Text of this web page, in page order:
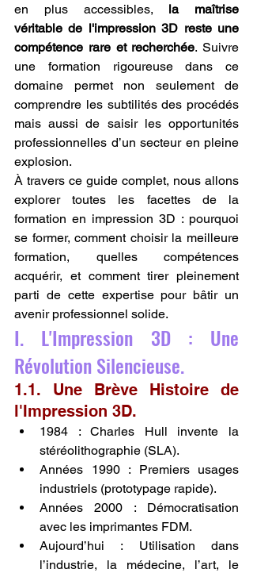
en plus accessibles, la maîtrise
véritable de l'impression 3D reste une
compétence rare et recherchée. Suivre
une formation rigoureuse dans ce
domaine permet non seulement de
comprendre les subtilités des procédés
mais aussi de saisir les opportunités
professionnelles d’un secteur en pleine
explosion.
À travers ce guide complet, nous allons
explorer toutes les facettes de la
formation en impression 3D : pourquoi
se former, comment choisir la meilleure
formation, quelles compétences
acquérir, et comment tirer pleinement
parti de cette expertise pour bâtir un
avenir professionnel solide.
I. L'Impression 3D : Une
Révolution Silencieuse.
1.1. Une Brève Histoire de
l'Impression 3D.
1984 : Charles Hull invente la
stéréolithographie (SLA).
Années 1990 : Premiers usages
industriels (prototypage rapide).
Années 2000 : Démocratisation
avec les imprimantes FDM.
Aujourd’hui : Utilisation dans
l’industrie, la médecine, l’art, le